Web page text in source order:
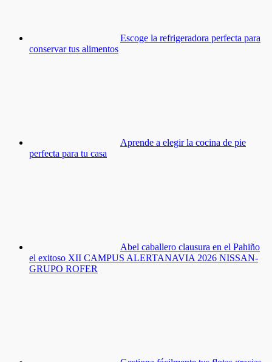
Escoge la refrigeradora perfecta para
conservar tus alimentos
Aprende a elegir la cocina de pie
perfecta para tu casa
Abel caballero clausura en el Pahiño
el exitoso XII CAMPUS ALERTANAVIA 2026 NISSAN-
GRUPO ROFER